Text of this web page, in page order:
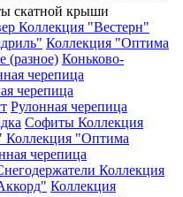
скатной крыши
Коллекция "Вестерн"
Коллекция "Оптима
(разное) Коньково-
черепица
черепица
Рулонная черепица
Софиты Коллекция
Коллекция "Оптима
черепица
Коллекция
Коллекция